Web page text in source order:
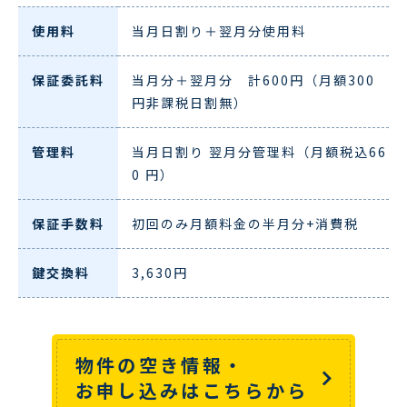
使用料 当月日割り＋翌月分使用料
保証委託料
当月分＋翌月分 計600円（月額300
円非課税日割無）
管理料
当月日割り 翌月分管理料（月額税込66
0 円）
保証手数料 初回のみ月額料金の半月分+消費税
鍵交換料 3,630円
物件の空き情報・
お申し込みはこちらから